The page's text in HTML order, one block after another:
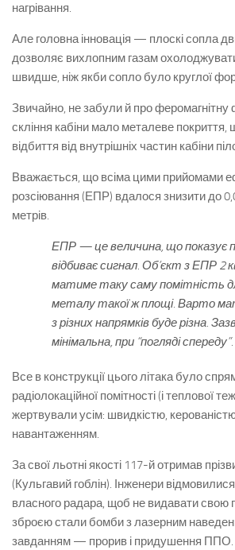
нагрівання.
Але головна інновація — плоскі сопла
дозволяє вихлопним газам
швидше, ніж якби сопло було круглої
Звичайно, не забули й про феромагнітну
скління кабіни мало металеве
відбиття від внутрішніх частин кабіни
Вважається, що всіма цими прийомами
розсіювання (ЕПР) вдалося знизити до
метрів.
ЕПР — це величина, що показує
відбиває сигнал. Об’єкт з ЕПР
матиме таку саму помітність
металу такої ж площі. Варто
з різних напрямків буде різна.
мінімальна, при “погляді спереду”.
Все в конструкції цього літака було
радіолокаційної помітності (і теплової
жертвували усім: швидкістю,
навантаженням.
За свої льотні якості 117-й отримав
(Кульгавий гоблін). Інженери
власного радара, щоб не видавати свою
зброєю стали бомби з лазерним
завданням — прорив і придушення ППО.